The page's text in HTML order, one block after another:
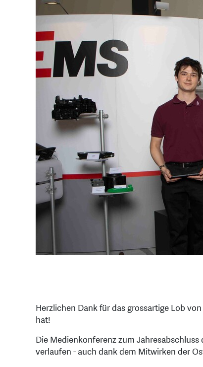
Herzlichen Dank für das grossartige Lob
hat!
Die Medienkonferenz zum
verlaufen - auch dank dem Mitwirken der